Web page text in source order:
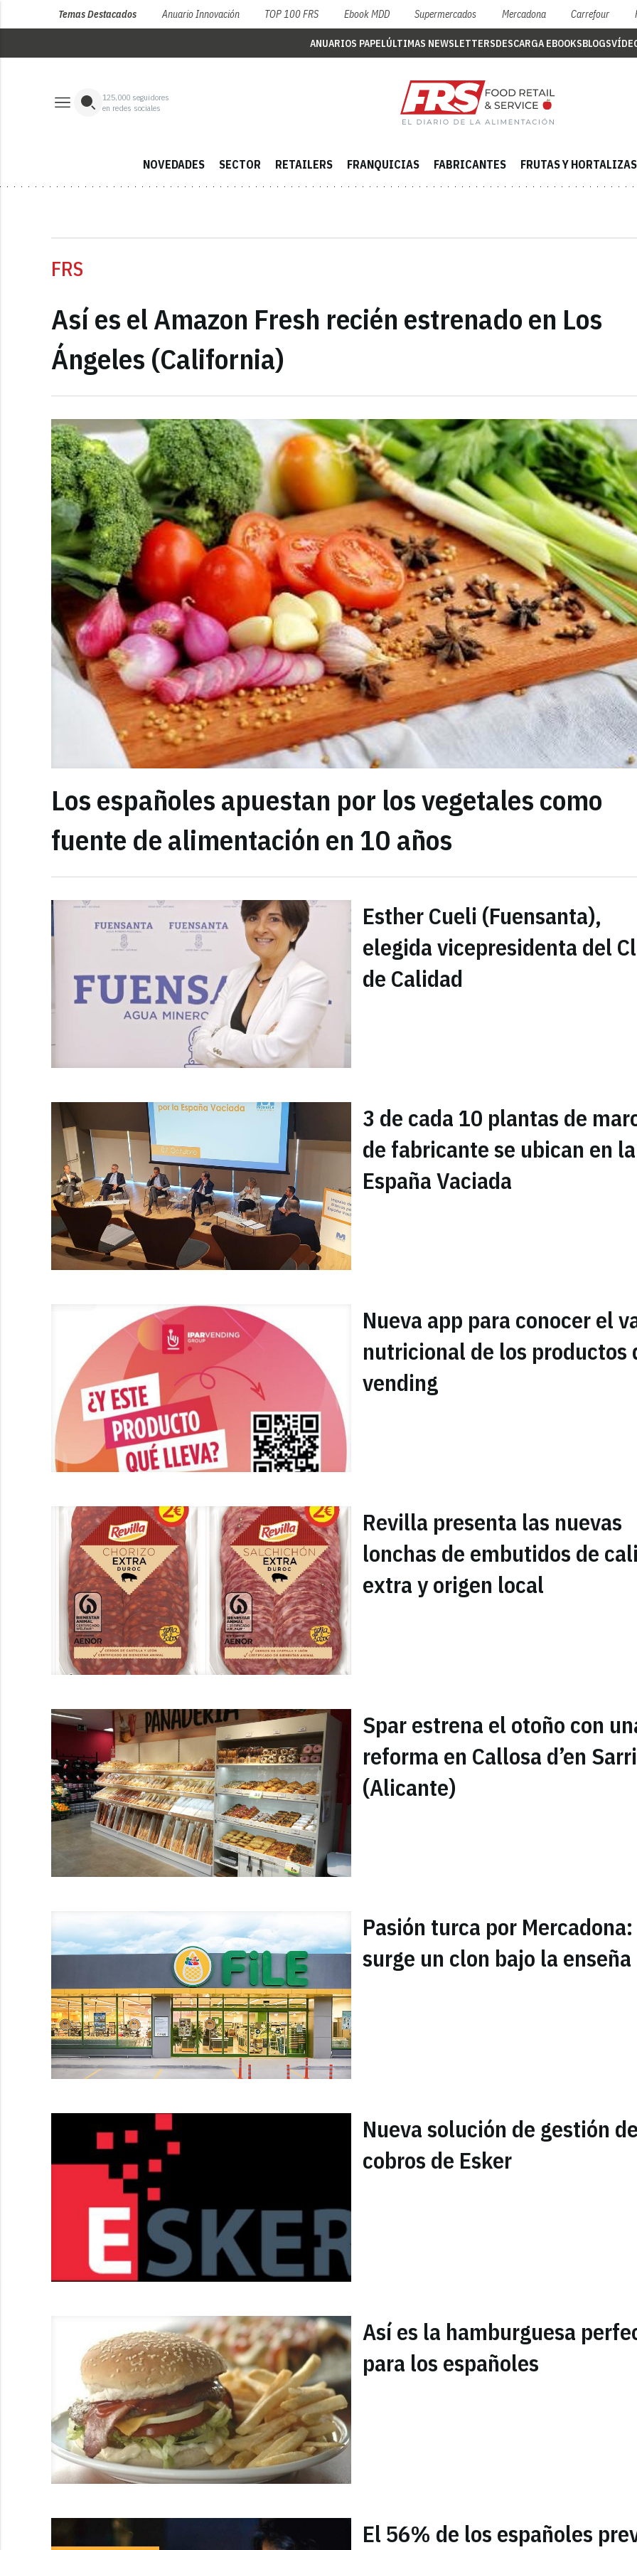
Temas Destacados Anuario Innovación TOP 100 FRS Ebook MDD Supermercados Mercadona Carrefour
ANUARIOS PAPELÚLTIMAS NEWSLETTERSDESCARGA EBOOKSBLOGS
125,000 seguidores
en redes sociales
NOVEDADES SECTOR RETAILERS FRANQUICIAS FABRICANTES FRUTAS Y HORTALIZAS
FRS
Así es el Amazon Fresh recién estrenado en Los
Ángeles (California)
Los españoles apuestan por los vegetales como
fuente de alimentación en 10 años
Esther Cueli (Fuensanta),
elegida vicepresidenta del
de Calidad
3 de cada 10 plantas de
de fabricante se ubican en la
España Vaciada
Nueva app para conocer el
nutricional de los productos
vending
Revilla presenta las nuevas
lonchas de embutidos de
extra y origen local
Spar estrena el otoño con
reforma en Callosa d’en
(Alicante)
Pasión turca por Mercadona:
surge un clon bajo la
Nueva solución de gestión
cobros de Esker
Así es la hamburguesa
para los españoles
El 56% de los españoles